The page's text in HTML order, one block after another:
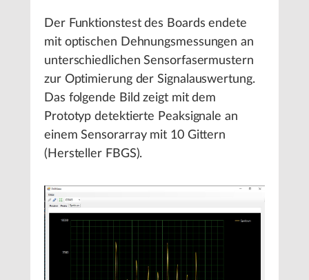
Der Funktionstest des Boards endete
mit optischen Dehnungsmessungen an
unterschiedlichen Sensorfasermustern
zur Optimierung der Signalauswertung.
Das folgende Bild zeigt mit dem
Prototyp detektierte Peaksignale an
einem Sensorarray mit 10 Gittern
(Hersteller FBGS).